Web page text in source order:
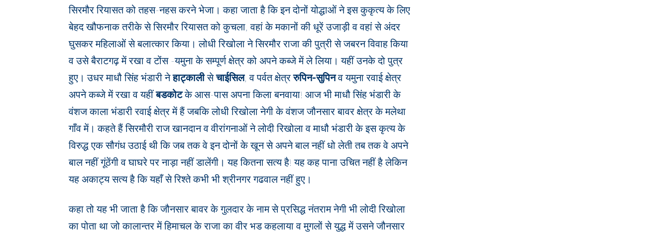
सिरमौर रियासत को तहस-नहस करने भेजा। कहा जाता है कि इन दोनों योद्धाओं ने इस कुकृत्य के लिए
बेहद खौफनाक तरीके से सिरमौर रियासत को कुचला, वहां के मकानों की धूरें उजाड़ी व वहां से अंदर
घुसकर महिलाओं से बलात्कार किया। लोधी रिखोला ने सिरमौर राजा की पुत्री से जबरन विवाह किया
व उसे बैराटगढ़ में रखा व टोंस -यमुना के सम्पूर्ण क्षेत्र को अपने कब्जे में ले लिया। यहीं उनके दो पुत्र
हुए। उधर माधौ सिंह भंडारी नेहाट्कालीसेचाईसिल, व पर्वत क्षेत्ररुपिन-सुपिनव यमुना रवाई क्षेत्र
अपने कब्जे में रखा व यहींबडकोटके आस-पास अपना किला बनवाया! आज भी माधौ सिंह भंडारी के
वंशज काला भंडारी रवाई क्षेत्र में हैं जबकि लोधी रिखोला नेगी के वंशज जौनसार बावर क्षेत्र के मलेथा
गाँव में। कहते हैं सिरमौरी राज खानदान व वीरांगनाओं ने लोदी रिखोला व माधौ भंडारी के इस कृत्य के
विरुद्ध एक सौगंध उठाई थी कि जब तक वे इन दोनों के खून से अपने बाल नहीं धो लेती तब तक वे अपने
बाल नहीं गूंठेंगी व घाघरे पर नाड़ा नहीं डालेंगी। यह कितना सत्य है! यह कह पाना उचित नहीं है लेकिन
यह अकाट्य सत्य है कि यहाँ से रिश्ते कभी भी श्रीनगर गढवाल नहीं हुए।
कहा तो यह भी जाता है कि जौनसार बावर के गुलदार के नाम से प्रसिद्ध नंतराम नेगी भी लोदी रिखोला
का पोता था जो कालान्तर में हिमाचल के राजा का वीर भड कहलाया व मुगलों से युद्ध में उसने जौनसार